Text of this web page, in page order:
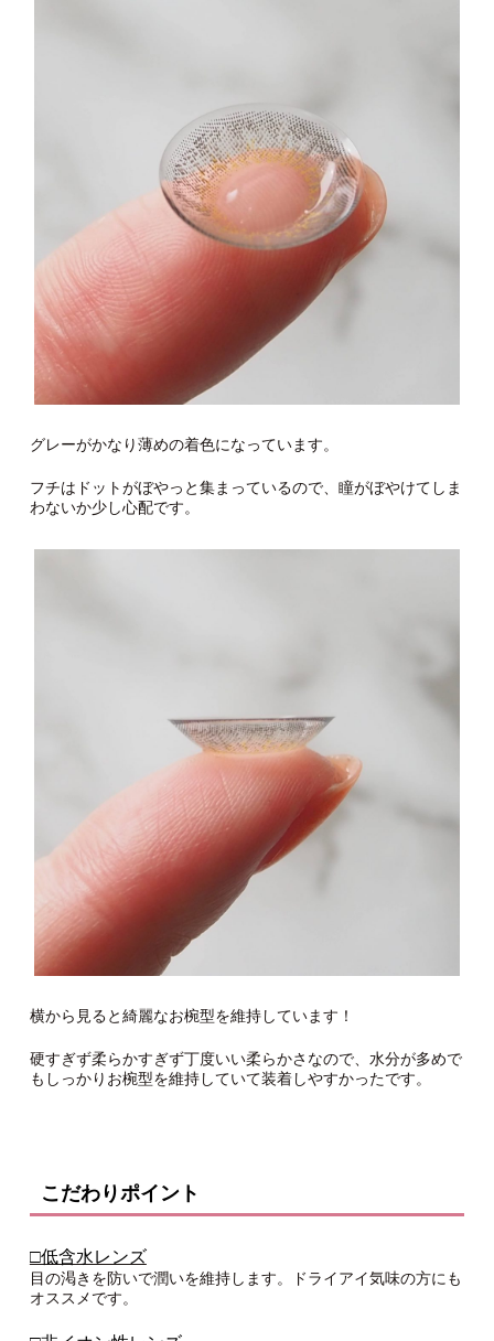
グレーがかなり薄めの着色になっています。
フチはドットがぼやっと集まっているので、瞳がぼやけてしま
わないか少し心配です。
横から見ると綺麗なお椀型を維持しています！
硬すぎず柔らかすぎず丁度いい柔らかさなので、水分が多めで
もしっかりお椀型を維持していて装着しやすかったです。
こだわりポイント
□低含水レンズ
目の渇きを防いで潤いを維持します。ドライアイ気味の方にも
オススメです。